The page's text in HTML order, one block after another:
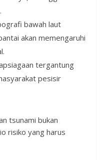
bawah laut
akan memengaruhi
tergantung
pesisir
tsunami bukan
risiko yang harus